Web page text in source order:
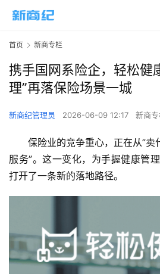
首页 新商专栏
携手国网系险企，轻松健
理”再落保险场景一城
新商纪管理员 2026-06-09 12:17 新商专
保险业的竞争重心，正在从”卖
服务”。这一变化，为手握健康管
打开了一条新的落地路径。